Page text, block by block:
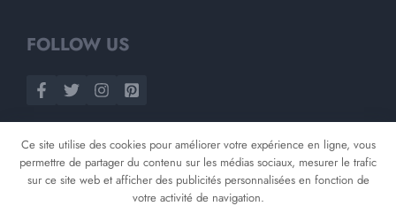
FOLLOW US
Ce site utilise des cookies pour améliorer votre expérience en ligne, vous
permettre de partager du contenu sur les médias sociaux, mesurer le trafic
sur ce site web et afficher des publicités personnalisées en fonction de
votre activité de navigation.